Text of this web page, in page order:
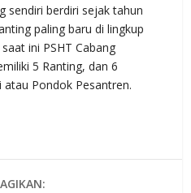
sendiri berdiri sejak tahun
paling baru di lingkup
ini PSHT Cabang
5 Ranting, dan 6
Pondok Pesantren.